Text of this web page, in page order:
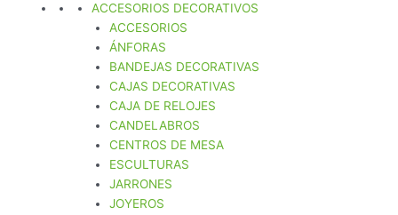
ACCESORIOS DECORATIVOS
ACCESORIOS
ÁNFORAS
BANDEJAS DECORATIVAS
CAJAS DECORATIVAS
CAJA DE RELOJES
CANDELABROS
CENTROS DE MESA
ESCULTURAS
JARRONES
JOYEROS